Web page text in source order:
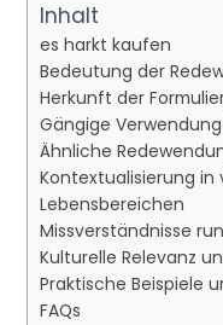
Inhalt
es harkt kaufen
Bedeutung der
Herkunft der
Gängige
Ähnliche
Kontextualisierung in
Lebensbereichen
Missverständnisse
Kulturelle Relevanz
Praktische Beispiele
FAQs